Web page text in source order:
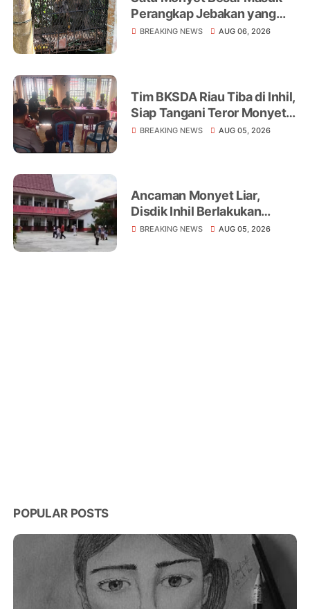
Perangkap Jebakan yang
Dipasang di Belakang
BREAKING NEWS AUG 06, 2026
Tim BKSDA Riau Tiba di Inhil,
Siap Tangani Teror Monyet
Liar yang Telah Melukai 18
BREAKING NEWS AUG 05, 2026
Ancaman Monyet Liar,
Disdik Inhil Berlakukan
Belajar dari Rumah di
BREAKING NEWS AUG 05, 2026
POPULAR POSTS